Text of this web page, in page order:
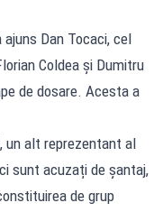
ajuns Dan Tocaci, cel
Coldea și Dumitru
de dosare. Acesta a
un alt reprezentant al
sunt acuzați de șantaj,
de grup